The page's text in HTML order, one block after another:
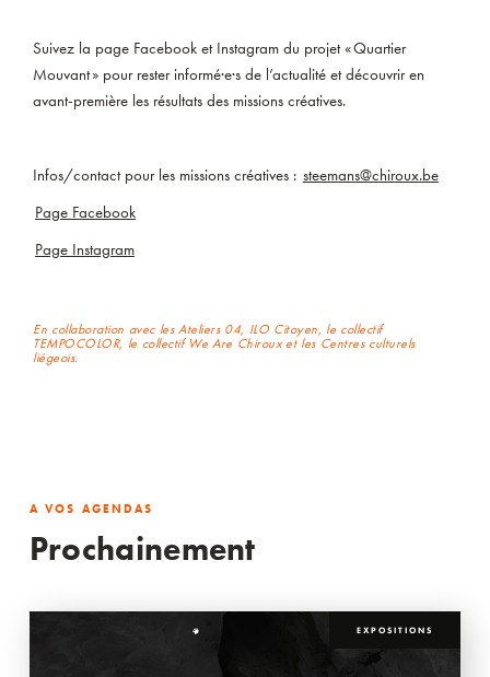
Suivez la page Facebook et Instagram du projet « Quartier
Mouvant » pour rester informé·e·s de l’actualité et découvrir en
avant-première les résultats des missions créatives.
Infos/contact pour les missions créatives : steemans@chiroux.be
Page Facebook
Page Instagram
En collaboration avec les Ateliers 04, ILO Citoyen, le collectif
TEMPOCOLOR, le collectif We Are Chiroux et les Centres culturels
liégeois.
A VOS AGENDAS
Prochainement
EXPOSITIONS